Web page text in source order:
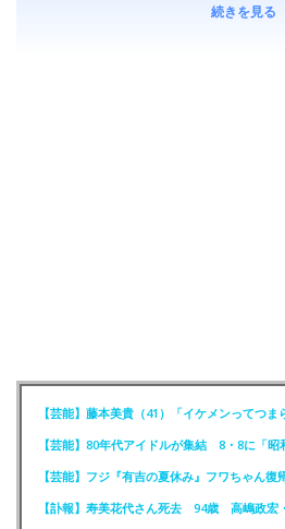
続きを見る
【芸能】藤本美貴（41）「イケメンってつま
【芸能】フジ『有吉の夏休み』フワちゃん復
【訃報】寿美花代さん死去 94歳 高嶋政宏